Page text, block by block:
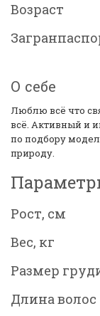
Возраст
О себе
Люблю всё что
всё. Активный и
по подбору
природу.
Рост, см
Вес, кг
Размер
Длина волос